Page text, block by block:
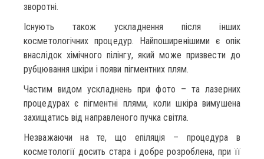
зворотні.
Існують також ускладнення після інших
косметологічних процедур. Найпоширенішими є опік
внаслідок хімічного пілінгу, який може призвести до
рубцювання шкіри і появи пігментних плям.
Частим видом ускладнень при фото – та лазерних
процедурах є пігментні плями, коли шкіра вимушена
захищатись від направленого пучка світла.
Незважаючи на те, що епіляція – процедура в
косметології досить стара і добре розроблена, при її